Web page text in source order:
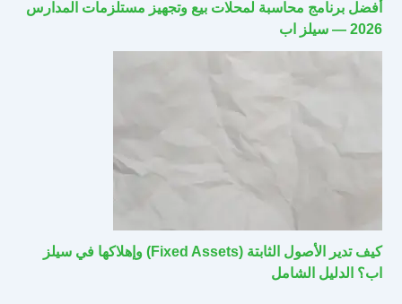
أفضل برنامج محاسبة لمحلات بيع وتجهيز مستلزمات المدارس
2026 — سيلز اب
كيف تدير الأصول الثابتة (Fixed Assets) وإهلاكها في سيلز
اب؟ الدليل الشامل